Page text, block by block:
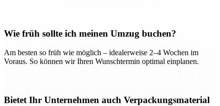
Wie früh sollte ich meinen Umzug buchen?
Am besten so früh wie möglich – idealerweise 2–4 Wochen im
Voraus. So können wir Ihren Wunschtermin optimal einplanen.
Bietet Ihr Unternehmen auch Verpackungsmaterial